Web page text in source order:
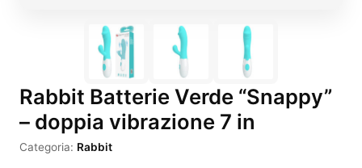
Rabbit Batterie Verde “Snappy”
– doppia vibrazione 7 in
Categoria: Rabbit